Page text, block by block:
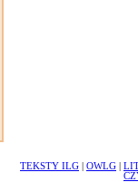
TEKSTY ILG OWLG